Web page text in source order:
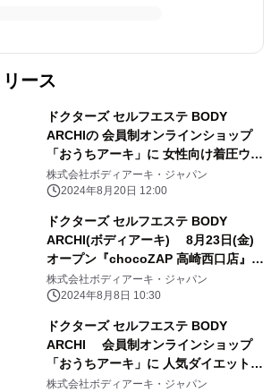
ース
ドクターズ セルフエステ BODY
ARCHIの 会員制オンラインショップ
「おうちアーキ」に 女性向け着圧ウェ
アブランドのBELMISE(ベルミス)が登
場
株式会社ボディアーキ・ジャパン
2024年8月20日 12:00
ドクターズ セルフエステ BODY
ARCHI(ボディアーキ) 8月23日(金)
オープン『chocoZAP 高崎西口店』内
に 2店舗目のショップイン型店舗が出
店決定
株式会社ボディアーキ・ジャパン
2024年8月8日 10:30
ドクターズ セルフエステ BODY
ARCHI 会員制オンラインショップ
「おうちアーキ」に 人気ダイエットコ
ーヒー※「C COFFEE」が登場
株式会社ボディアーキ・ジャパン